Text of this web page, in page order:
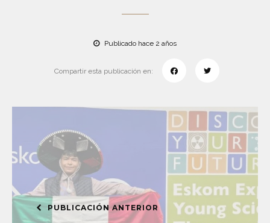
Publicado hace 2 años
Compartir esta publicación en:
PUBLICACIÓN ANTERIOR